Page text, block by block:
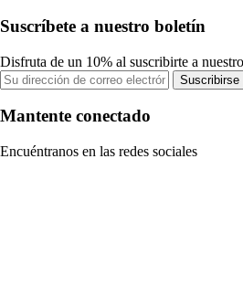
Suscríbete a nuestro boletín
Disfruta de un 10% al suscribirte a
Suscribirse
Mantente conectado
Encuéntranos en las redes sociales